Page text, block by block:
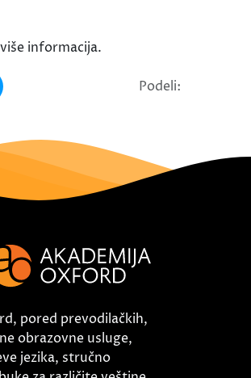
informacija.
Podeli:
pored prevodilačkih,
obrazovne usluge,
jezika, stručno